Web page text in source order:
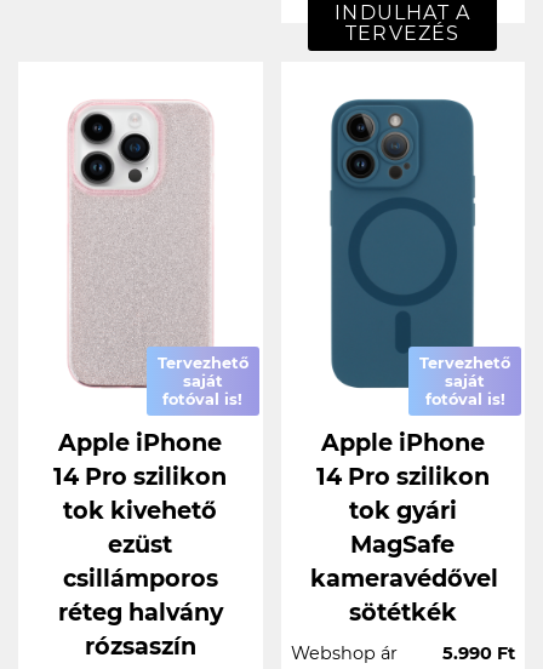
INDULHAT A
TERVEZÉS
Tervezhető
saját
fotóval is!
Apple iPhone
14 Pro szilikon
tok kivehető
ezüst
csillámporos
réteg halvány
rózsaszín
Tervezhető
saját
fotóval is!
Apple iPhone
14 Pro szilikon
tok gyári
MagSafe
kameravédővel
sötétkék
Webshop ár
5.990 Ft